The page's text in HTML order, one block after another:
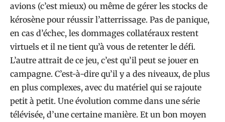
avions (c’est mieux) ou même de gérer les stocks de
kérosène pour réussir l’atterrissage. Pas de panique,
en cas d’échec, les dommages collatéraux restent
virtuels et il ne tient qu’à vous de retenter le défi.
L’autre attrait de ce jeu, c’est qu’il peut se jouer en
campagne. C’est-à-dire qu’il y a des niveaux, de plus
en plus complexes, avec du matériel qui se rajoute
petit à petit. Une évolution comme dans une série
télévisée, d’une certaine manière. Et un bon moyen